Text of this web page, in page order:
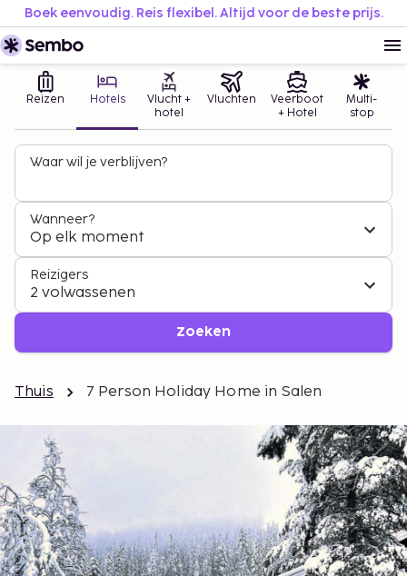
Boek eenvoudig. Reis flexibel. Altijd voor de beste prijs.
Reizen Hotels
Vlucht +
hotel
Vluchten
Veerboot
+ Hotel
Multi-
stop
Waar wil je verblijven?
Wanneer?
Op elk moment
Reizigers
2 volwassenen
Zoeken
Thuis 7 Person Holiday Home in Salen